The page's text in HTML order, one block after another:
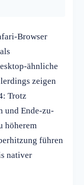
Browser
als
ähnliche
zeigen
Trotz
und Ende-zu-
höherem
führen
nativer